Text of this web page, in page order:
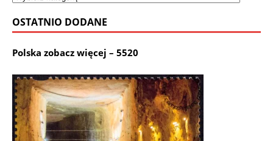
OSTATNIO DODANE
Polska zobacz więcej – 5520